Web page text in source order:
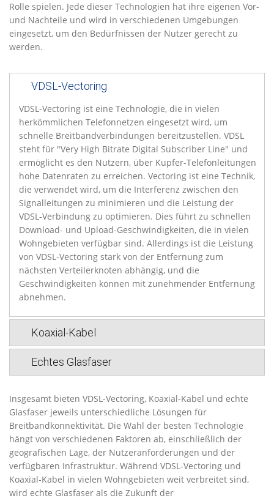
Rolle spielen. Jede dieser Technologien hat ihre eigenen Vor-
und Nachteile und wird in verschiedenen Umgebungen
eingesetzt, um den Bedürfnissen der Nutzer gerecht zu
werden.
VDSL-Vectoring
VDSL-Vectoring ist eine Technologie, die in vielen
herkömmlichen Telefonnetzen eingesetzt wird, um
schnelle Breitbandverbindungen bereitzustellen. VDSL
steht für "Very High Bitrate Digital Subscriber Line" und
ermöglicht es den Nutzern, über Kupfer-Telefonleitungen
hohe Datenraten zu erreichen. Vectoring ist eine Technik,
die verwendet wird, um die Interferenz zwischen den
Signalleitungen zu minimieren und die Leistung der
VDSL-Verbindung zu optimieren. Dies führt zu schnellen
Download- und Upload-Geschwindigkeiten, die in vielen
Wohngebieten verfügbar sind. Allerdings ist die Leistung
von VDSL-Vectoring stark von der Entfernung zum
nächsten Verteilerknoten abhängig, und die
Geschwindigkeiten können mit zunehmender Entfernung
abnehmen.
Koaxial-Kabel
Echtes Glasfaser
Insgesamt bieten VDSL-Vectoring, Koaxial-Kabel und echte
Glasfaser jeweils unterschiedliche Lösungen für
Breitbandkonnektivität. Die Wahl der besten Technologie
hängt von verschiedenen Faktoren ab, einschließlich der
geografischen Lage, der Nutzeranforderungen und der
verfügbaren Infrastruktur. Während VDSL-Vectoring und
Koaxial-Kabel in vielen Wohngebieten weit verbreitet sind,
wird echte Glasfaser als die Zukunft der